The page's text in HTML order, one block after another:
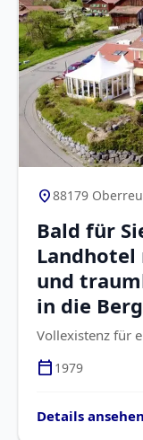
location_on88179
Bald für
und
in die
Vollexistenz für
calendar_today 1979
Details ansehen